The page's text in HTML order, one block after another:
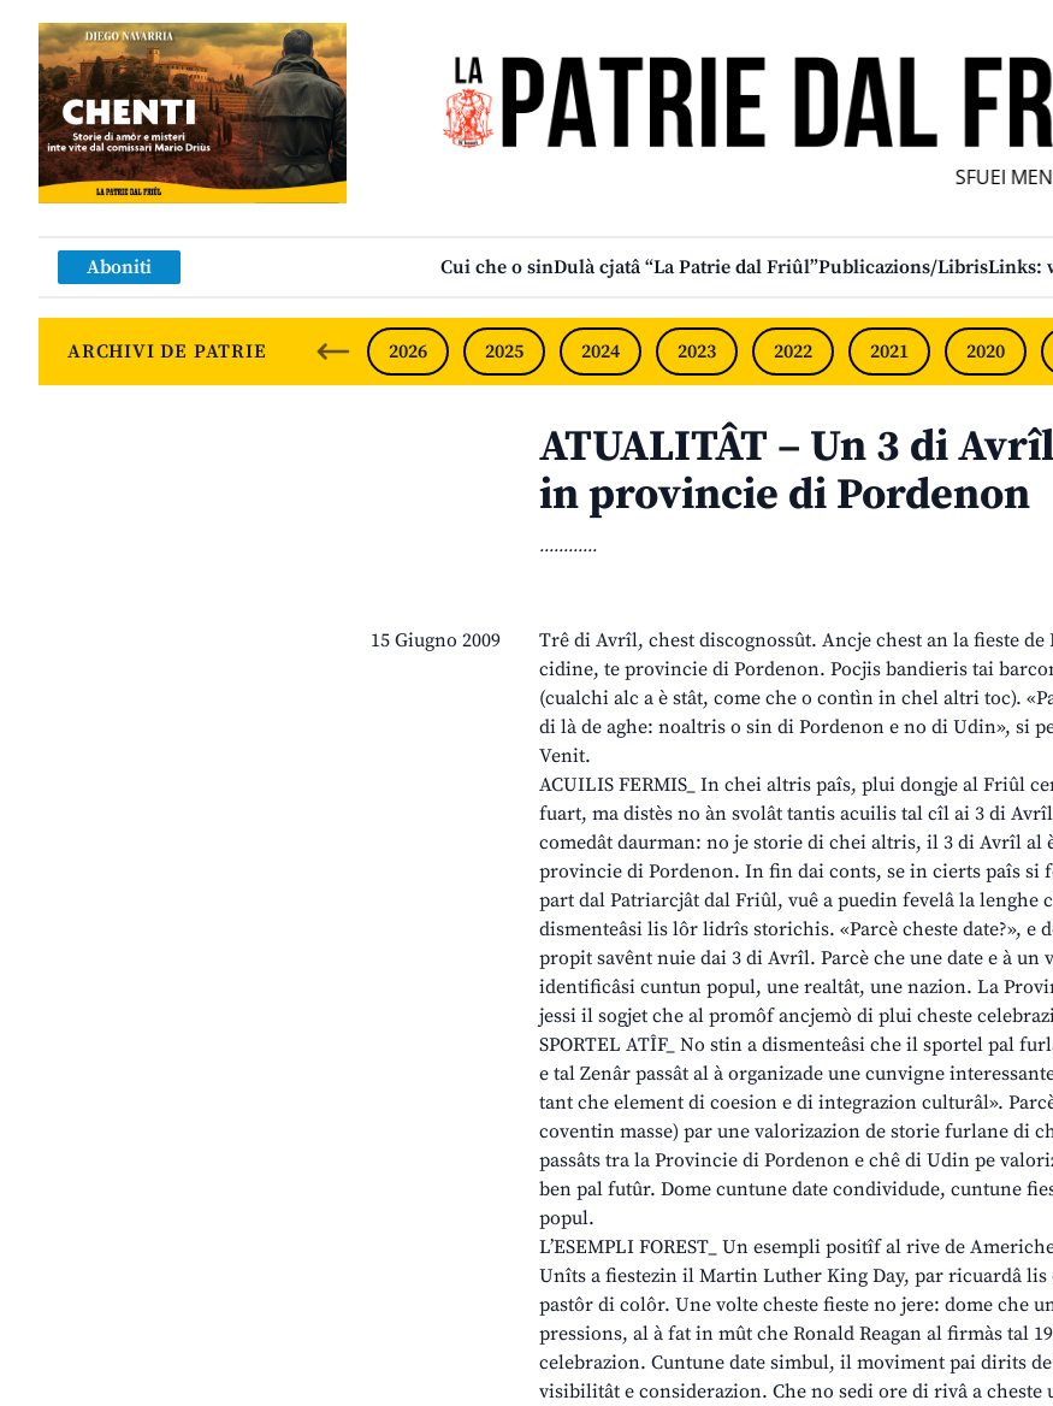
SFUEI
Aboniti Cui che o sinDulà cjatâ “La Patrie dal Friûl”Publicazions/LibrisLinks:
ARCHIVI DE PATRIE 2026 2025 2024 2023 2022 2021 2020
ATUALITÂT – Un 3 di
in provincie di Pordenon
............
15 Giugno 2009
Trê di Avrîl, chest discognossût. Ancje chest an la fieste
cidine, te provincie di Pordenon. Pocjis bandieris tai
(cualchi alc a è stât, come che o contìn in chel altri toc).
di là de aghe: noaltris o sin di Pordenon e no di Udin», si
Venit.
ACUILIS FERMIS_ In chei altris paîs, plui dongje al Friûl
fuart, ma distès no àn svolât tantis acuilis tal cîl ai 3 di
comedât daurman: no je storie di chei altris, il 3 di Avrîl al
provincie di Pordenon. In fin dai conts, se in cierts paîs si
part dal Patriarcjât dal Friûl, vuê a puedin fevelâ la lenghe
dismenteâsi lis lôr lidrîs storichis. «Parcè cheste date?», e
propit savênt nuie dai 3 di Avrîl. Parcè che une date e à
identificâsi cuntun popul, une realtât, une nazion. La
jessi il sogjet che al promôf ancjemò di plui cheste
SPORTEL ATÎF_ No stin a dismenteâsi che il sportel pal
e tal Zenâr passât al à organizade une cunvigne
tant che element di coesion e di integrazion culturâl».
coventin masse) par une valorizazion de storie furlane di
passâts tra la Provincie di Pordenon e chê di Udin pe
ben pal futûr. Dome cuntune date condividude, cuntune
popul.
L’ESEMPLI FOREST_ Un esempli positîf al rive de
Unîts a fiestezin il Martin Luther King Day, par ricuardâ
pastôr di colôr. Une volte cheste fieste no jere: dome che
pressions, al à fat in mût che Ronald Reagan al firmàs tal
celebrazion. Cuntune date simbul, il moviment pai dirits
visibilitât e considerazion. Che no sedi ore di rivâ a